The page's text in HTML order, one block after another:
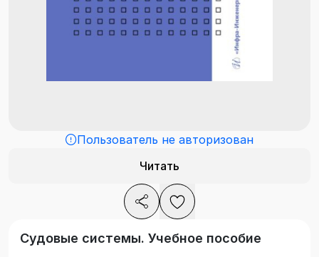
Пользователь не авторизован
Читать
Судовые системы. Учебное пособие